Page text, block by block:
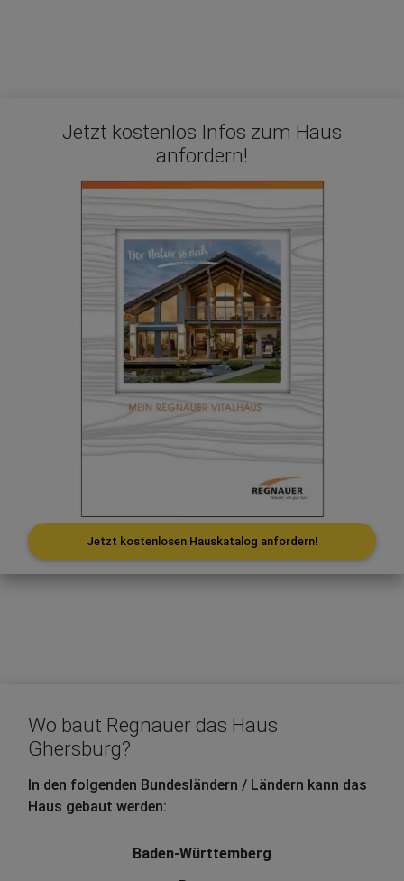
Jetzt kostenlos Infos zum Haus
anfordern!
Jetzt kostenlosen Hauskatalog anfordern!
Wo baut Regnauer das Haus
Ghersburg?
In den folgenden Bundesländern / Ländern kann das
Haus gebaut werden:
Baden-Württemberg